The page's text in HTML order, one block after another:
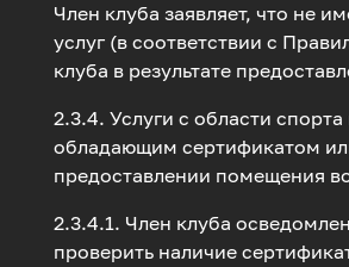
Член клуба заявляет, что не
услуг (в соответствии с
клуба в результате
2.3.4. Услуги с области
обладающим сертификатом
предоставлении помещения
2.3.4.1. Член клуба
проверить наличие